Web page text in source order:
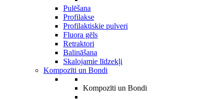
Pulēšana
Profilakse
Profilaktiskie pulveri
Fluora gēls
Retraktori
Balināšana
Skalojamie līdzekļi
Kompozīti un Bondi
Kompozīti un Bondi